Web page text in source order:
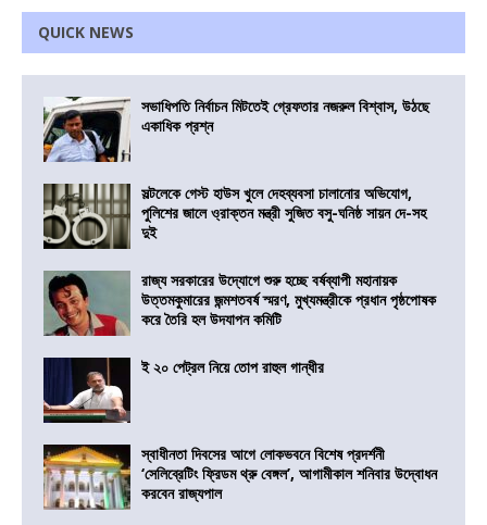
QUICK NEWS
সভাধিপতি নির্বাচন মিটতেই গ্রেফতার নজরুল বিশ্বাস, উঠছে
একাধিক প্রশ্ন
সল্টলেকে গেস্ট হাউস খুলে দেহব্যবসা চালানোর অভিযোগ,
পুলিশের জালে ও্রাক্তন মন্ত্রী সুজিত বসু-ঘনিষ্ঠ সায়ন দে-সহ
দুই
রাজ্য সরকারের উদ্যোগে শুরু হচ্ছে বর্ষব্যাপী মহানায়ক
উত্তমকুমারের জন্মশতবর্ষ স্মরণ, মুখ্যমন্ত্রীকে প্রধান পৃষ্ঠপোষক
করে তৈরি হল উদযাপন কমিটি
ই ২০ পেট্রল নিয়ে তোপ রাহুল গান্ধীর
স্বাধীনতা দিবসের আগে লোকভবনে বিশেষ প্রদর্শনী
‘সেলিব্রেটিং ফ্রিডম থ্রু বেঙ্গল’, আগামীকাল শনিবার উদ্বোধন
করবেন রাজ্যপাল